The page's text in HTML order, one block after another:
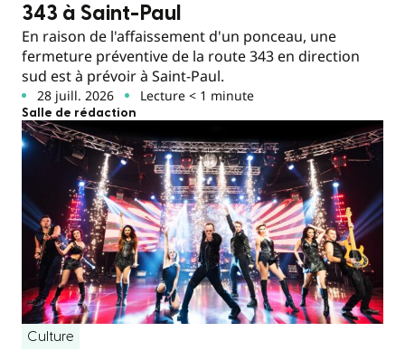
343 à Saint-Paul
En raison de l'affaissement d'un ponceau, une
fermeture préventive de la route 343 en direction
sud est à prévoir à Saint-Paul.
28 juill. 2026 Lecture < 1 minute
Salle de rédaction
Culture